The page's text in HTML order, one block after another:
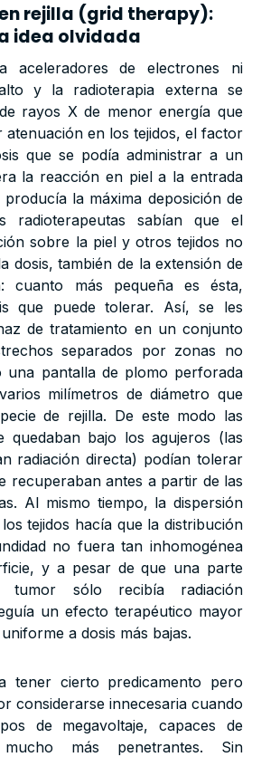
rejilla (grid therapy):
idea olvidada
aceleradores de electrones ni
y la radioterapia externa se
rayos X de menor energía que
en los tejidos, el factor
que se podía administrar a un
la reacción en piel a la entrada
la máxima deposición de
radioterapeutas sabían que el
sobre la piel y otros tejidos no
dosis, también de la extensión de
cuanto más pequeña es ésta,
que puede tolerar. Así, se les
de tratamiento en un conjunto
separados por zonas no
una pantalla de plomo perforada
milímetros de diámetro que
de rejilla. De este modo las
quedaban bajo los agujeros (las
radiación directa) podían tolerar
recuperaban antes a partir de las
Al mismo tiempo, la dispersión
tejidos hacía que la distribución
no fuera tan inhomogénea
y a pesar de que una parte
tumor sólo recibía radiación
un efecto terapéutico mayor
a dosis más bajas.
tener cierto predicamento pero
considerarse innecesaria cuando
de megavoltaje, capaces de
más penetrantes. Sin